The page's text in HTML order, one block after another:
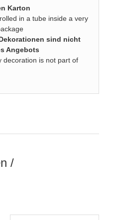
Karton
in a tube inside a very
sind nicht
Angebots
decoration is not part of
/